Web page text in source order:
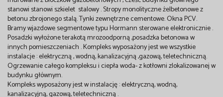
stanowi stanowi szkielet stalowy . Stropy monolityczne żelbetonowe z
betonu zbrojonego stalą. Tynki zewnętrzne cementowe. Okna PCV.
Bramy wjazdowe segmentowe typu Hormann sterowane elektronicznie .
Posadzki wyłożone terakotą mrozoodporną ,posadzka betonowa w
innych pomieszczeniach . Kompleks wyposażony jest we wszystkie
instalacje : elektryczną , wodną, kanalizacyjną ,gazową, teletechniczną.
Ogrzewanie całego kompleksu i ciepła woda- z kotłowni zlokalizowanej w
budynku głównym.
Kompleks wyposażony jest w instalację : elektryczną, wodną,
kanalizacyjną, gazową, teletechniczną .